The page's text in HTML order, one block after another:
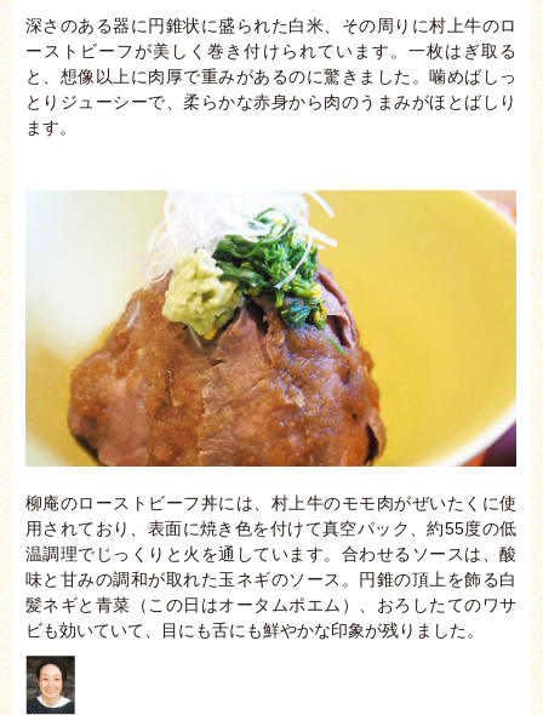
深さのある器に円錐状に盛られた白米、その周りに村上牛のロ
ーストビーフが美しく巻き付けられています。一枚はぎ取る
と、想像以上に肉厚で重みがあるのに驚きました。噛めばしっ
とりジューシーで、柔らかな赤身から肉のうまみがほとばしり
ます。
柳庵のローストビーフ丼には、村上牛のモモ肉がぜいたくに使
用されており、表面に焼き色を付けて真空パック、約55度の低
温調理でじっくりと火を通しています。合わせるソースは、酸
味と甘みの調和が取れた玉ネギのソース。円錐の頂上を飾る白
髪ネギと青菜（この日はオータムポエム）、おろしたてのワサ
ビも効いていて、目にも舌にも鮮やかな印象が残りました。